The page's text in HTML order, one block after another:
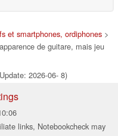
et smartphones, ordiphones >
de guitare, mais jeu
2026-06- 8)
links, Notebookcheck may